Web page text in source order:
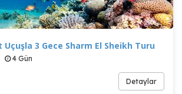
3 Gece Sharm El Sheikh Turu
4 Gün
Detaylar